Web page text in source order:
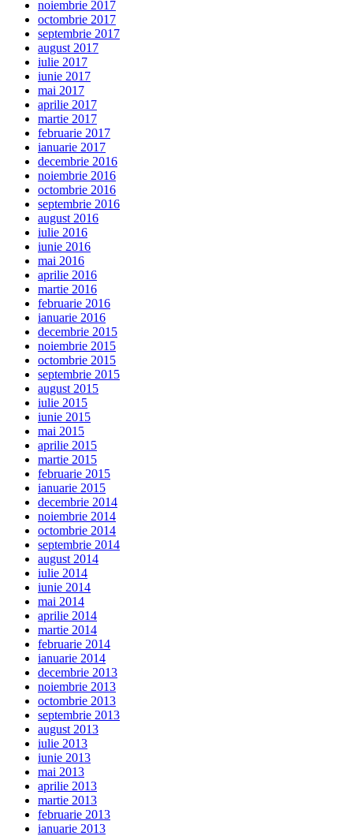
noiembrie 2017
octombrie 2017
septembrie 2017
august 2017
iulie 2017
iunie 2017
mai 2017
aprilie 2017
martie 2017
februarie 2017
ianuarie 2017
decembrie 2016
noiembrie 2016
octombrie 2016
septembrie 2016
august 2016
iulie 2016
iunie 2016
mai 2016
aprilie 2016
martie 2016
februarie 2016
ianuarie 2016
decembrie 2015
noiembrie 2015
octombrie 2015
septembrie 2015
august 2015
iulie 2015
iunie 2015
mai 2015
aprilie 2015
martie 2015
februarie 2015
ianuarie 2015
decembrie 2014
noiembrie 2014
octombrie 2014
septembrie 2014
august 2014
iulie 2014
iunie 2014
mai 2014
aprilie 2014
martie 2014
februarie 2014
ianuarie 2014
decembrie 2013
noiembrie 2013
octombrie 2013
septembrie 2013
august 2013
iulie 2013
iunie 2013
mai 2013
aprilie 2013
martie 2013
februarie 2013
ianuarie 2013